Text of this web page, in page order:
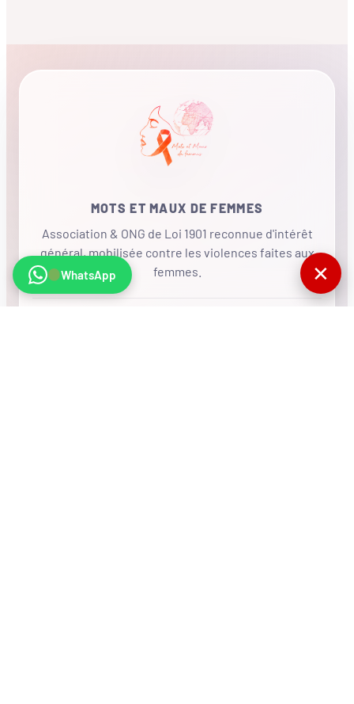
MOTS ET MAUX DE FEMMES
Association & ONG de Loi 1901 reconnue d'intérêt
général, mobilisée contre les violences faites aux
femmes.
WhatsApp ✕